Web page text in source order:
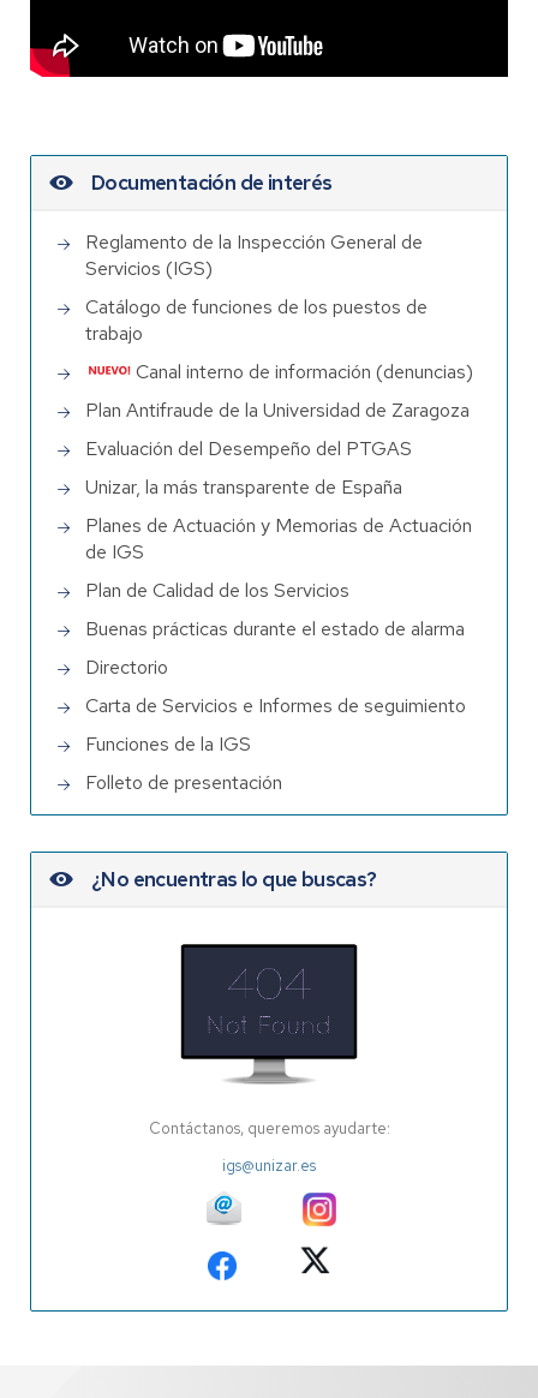
Documentación de interés
Reglamento de la Inspección General de
Servicios (IGS)
Catálogo de funciones de los puestos de
trabajo
Canal interno de información (denuncias)
Plan Antifraude de la Universidad de Zaragoza
Evaluación del Desempeño del PTGAS
Unizar, la más transparente de España
Planes de Actuación y Memorias de Actuación
de IGS
Plan de Calidad de los Servicios
Buenas prácticas durante el estado de alarma
Directorio
Carta de Servicios e Informes de seguimiento
Funciones de la IGS
Folleto de presentación
¿No encuentras lo que buscas?
Contáctanos, queremos ayudarte:
igs@unizar.es